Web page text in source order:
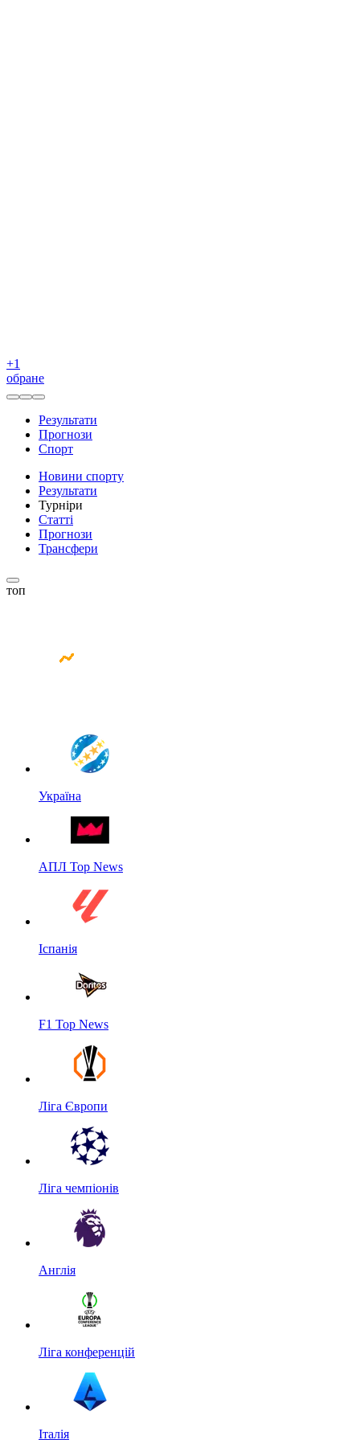
+1
обране
Результати
Прогнози
Спорт
Новини спорту
Результати
Турніри
Статті
Прогнози
Трансфери
топ
Україна
АПЛ Top News
Іспанія
F1 Top News
Ліга Європи
Ліга чемпіонів
Англія
Ліга конференцій
Італія